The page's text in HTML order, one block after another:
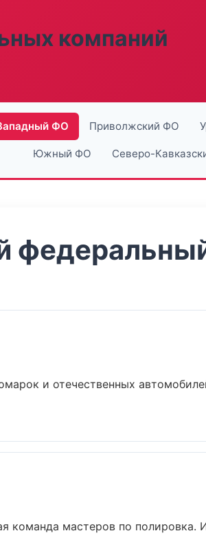
компаний
ФО Приволжский ФО
Южный ФО Северо-
и отечественных
команда мастеров по